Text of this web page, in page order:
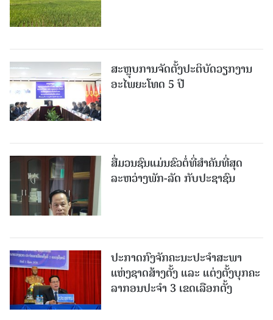
ສະຫຼຸບການຈັດຕັ້ງປະຕິບັດວຽກງານ
ອະໄພຍະໂທດ 5 ປີ
ສື່ມວນຊົນແມ່ນຂົວຕໍ່ທີ່ສໍາຄັນທີ່ສຸດ
ລະຫວ່າງພັກ-ລັດ ກັບປະຊາຊົນ
ປະກາດກົງຈັກຄະນະປະຈໍາສະພາ
ແຫ່ງຊາດສ້າງຕັ້ງ ແລະ ແຕ່ງຕັ້ງບຸກຄະ
ລາກອນປະຈໍາ 3 ເຂດເລືອກຕັ້ງ